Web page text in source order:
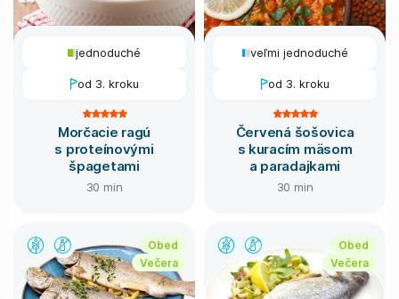
jednoduché
od 3. kroku
Morčacie ragú
s proteínovými
špagetami
30 min
veľmi jednoduché
od 3. kroku
Červená šošovica
s kuracím mäsom
a paradajkami
30 min
Obed
Večera
Obed
Večera